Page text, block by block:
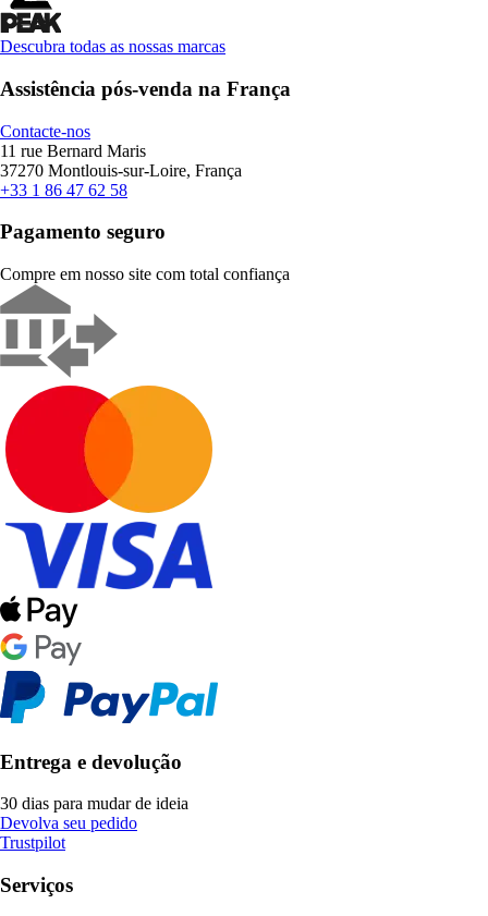
Descubra todas as nossas marcas
Assistência pós-venda na França
Contacte-nos
11 rue Bernard Maris
37270 Montlouis-sur-Loire, França
+33 1 86 47 62 58
Pagamento seguro
Compre em nosso site com total confiança
Entrega e devolução
30 dias para mudar de ideia
Devolva seu pedido
Trustpilot
Serviços